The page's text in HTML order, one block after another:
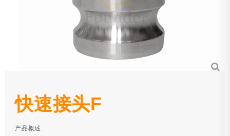
其他
快速接头F
产品概述: